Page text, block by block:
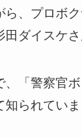
、プロボ
ダイスケさ
、「警察官
られていま